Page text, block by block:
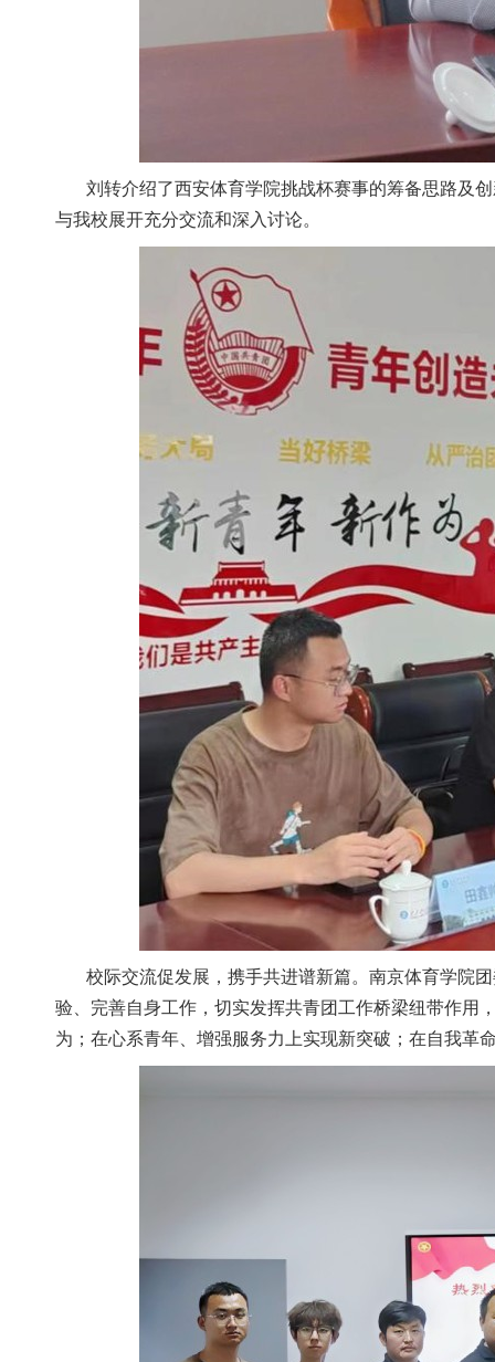
刘转介绍了西安体育学院挑战杯赛事的筹备思路及
与我校展开充分交流和深入讨论。
校际交流促发展，携手共进谱新篇。南京体育学院
验、完善自身工作，切实发挥共青团工作桥梁纽带作用
为；在心系青年、增强服务力上实现新突破；在自我革